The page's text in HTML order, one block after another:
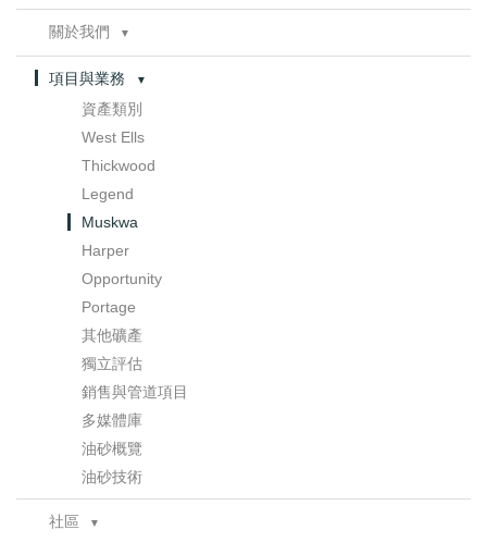
關於我們 ▼
董事會
管理層
管治 ▼
項目與業務 ▼
資產類別
West Ells
Thickwood
Legend
Muskwa
Harper
Opportunity
Portage
其他礦產
獨立評估
銷售與管道項目
多媒體庫
油砂概覽
油砂技術
社區 ▼